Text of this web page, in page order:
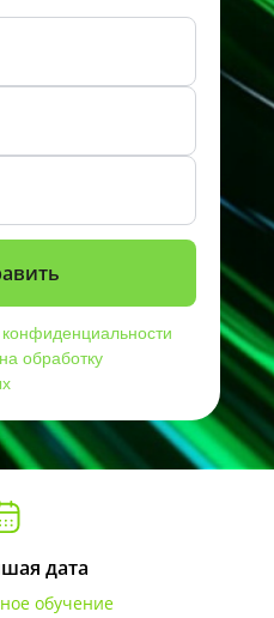
конфиденциальности
обработку
дата
обучение